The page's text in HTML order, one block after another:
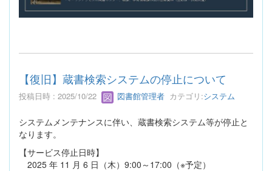
【復旧】蔵書検索システムの停止について
投稿日時 : 2025/10/22 図書館管理者 カテゴリ:システム
システムメンテナンスに伴い、蔵書検索システム等が停止と
なります。
【サービス停止日時】
2025 年 11 月 6 日（木）9:00～17:00（※予定）